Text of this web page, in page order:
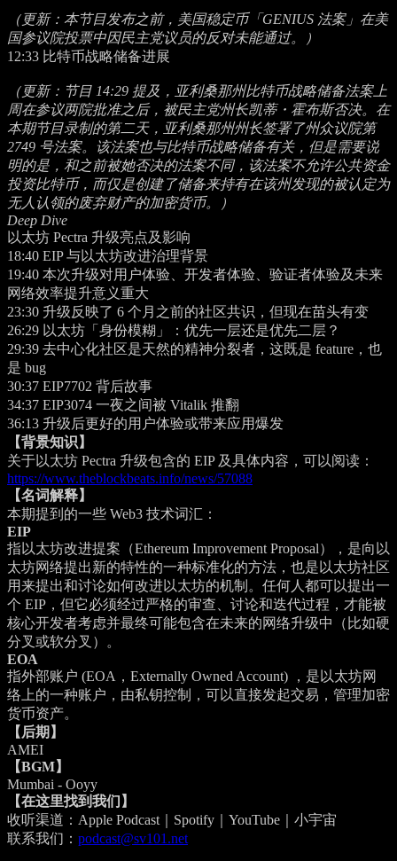
（更新：本节目发布之前，美国稳定币「GENIUS 法案」在美
国参议院投票中因民主党议员的反对未能通过。）
12:33 比特币战略储备进展
（更新：节目 14:29 提及，亚利桑那州比特币战略储备法案上
周在参议两院批准之后，被民主党州长凯蒂・霍布斯否决。在
本期节目录制的第二天，亚利桑那州州长签署了州众议院第
2749 号法案。该法案也与比特币战略储备有关，但是需要说
明的是，和之前被她否决的法案不同，该法案不允许公共资金
投资比特币，而仅是创建了储备来持有在该州发现的被认定为
无人认领的废弃财产的加密货币。）
Deep Dive
以太坊 Pectra 升级亮点及影响
18:40 EIP 与以太坊改进治理背景
19:40 本次升级对用户体验、开发者体验、验证者体验及未来
网络效率提升意义重大
23:30 升级反映了 6 个月之前的社区共识，但现在苗头有变
26:29 以太坊「身份模糊」：优先一层还是优先二层？
29:39 去中心化社区是天然的精神分裂者，这既是 feature，也
是 bug
30:37 EIP7702 背后故事
34:37 EIP3074 一夜之间被 Vitalik 推翻
36:13 升级后更好的用户体验或带来应用爆发
【背景知识】
关于以太坊 Pectra 升级包含的 EIP 及具体内容，可以阅读：
https://www.theblockbeats.info/news/57088
【名词解释】
本期提到的一些 Web3 技术词汇：
EIP
指以太坊改进提案（Ethereum Improvement Proposal），是向以
太坊网络提出新的特性的一种标准化的方法，也是以太坊社区
用来提出和讨论如何改进以太坊的机制。任何人都可以提出一
个 EIP，但它必须经过严格的审查、讨论和迭代过程，才能被
核心开发者考虑并最终可能包含在未来的网络升级中（比如硬
分叉或软分叉）。
EOA
指外部账户 (EOA，Externally Owned Account) ，是以太坊网
络上的一种账户，由私钥控制，可以直接发起交易，管理加密
货币资产。
【后期】
AMEI
【BGM】
Mumbai - Ooyy
【在这里找到我们】
收听渠道：Apple Podcast｜Spotify｜YouTube｜小宇宙
联系我们： podcast@sv101.net